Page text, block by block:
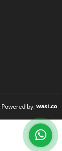
Powered by:wasi.co